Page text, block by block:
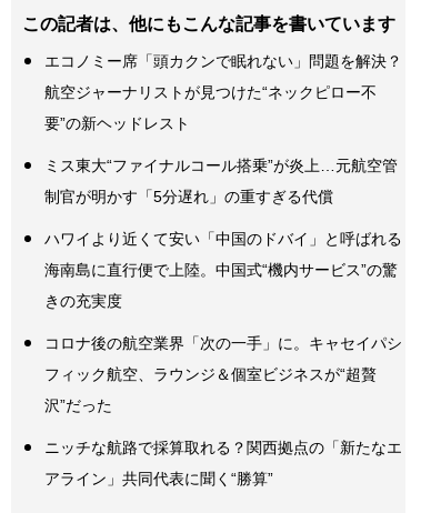
この記者は、他にもこんな記事を書いています
エコノミー席「頭カクンで眠れない」問題を解決？
航空ジャーナリストが見つけた“ネックピロー不
要”の新ヘッドレスト
ミス東大“ファイナルコール搭乗”が炎上…元航空管
制官が明かす「5分遅れ」の重すぎる代償
ハワイより近くて安い「中国のドバイ」と呼ばれる
海南島に直行便で上陸。中国式“機内サービス”の驚
きの充実度
コロナ後の航空業界「次の一手」に。キャセイパシ
フィック航空、ラウンジ＆個室ビジネスが“超贅
沢”だった
ニッチな航路で採算取れる？関西拠点の「新たなエ
アライン」共同代表に聞く“勝算”